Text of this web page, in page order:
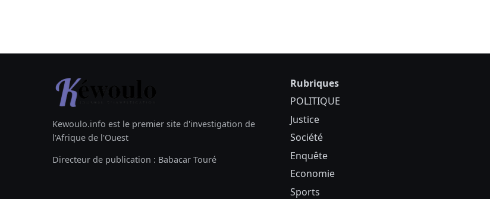
Kewoulo.info est le premier site d'investigation de
l'Afrique de l'Ouest
Directeur de publication : Babacar Touré
Rubriques
POLITIQUE
Justice
Société
Enquête
Economie
Sports